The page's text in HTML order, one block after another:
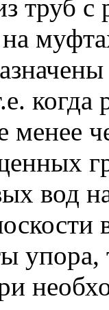
труб
на
менее
вод
упора,